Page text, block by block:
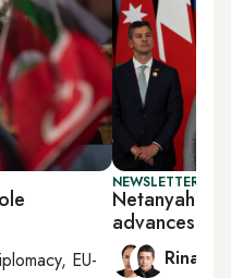
EU-
NEWSLETTER:
Netanyahu
advances
Rina